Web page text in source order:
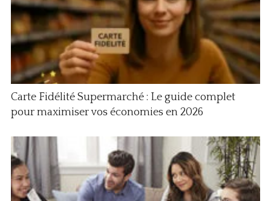
Carte Fidélité Supermarché : Le guide complet
pour maximiser vos économies en 2026